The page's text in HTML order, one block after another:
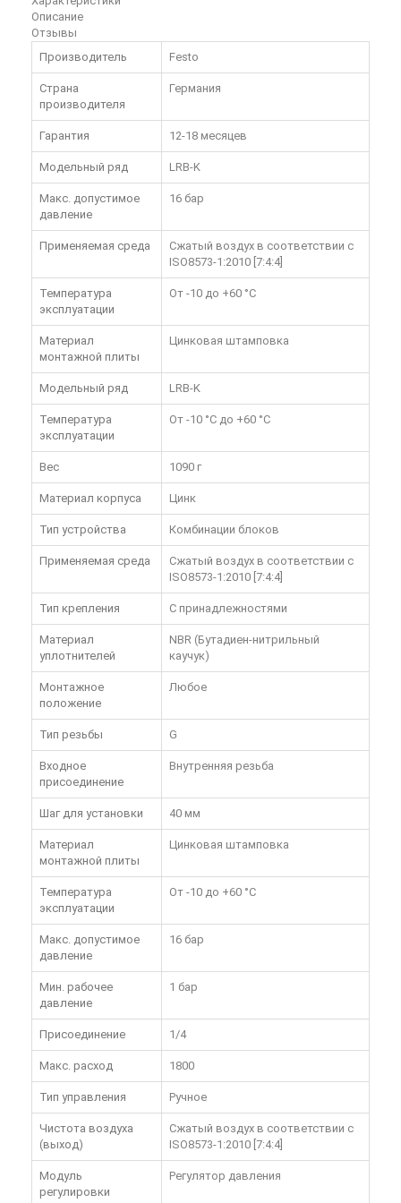
Описание
Отзывы
Производитель
Festo
Страна
производителя
Германия
Гарантия 12-18 месяцев
Модельный ряд LRB-K
Макс. допустимое
давление
16 бар
Применяемая среда
Сжатый воздух в соответствии с
ISO8573-1:2010 [7:4:4]
Температура
эксплуатации
От -10 до +60 °C
Материал
монтажной плиты
Цинковая штамповка
Модельный ряд LRB-K
Температура
эксплуатации
От -10 °C до +60 °C
Вес 1090 г
Материал корпуса Цинк
Тип устройства Комбинации блоков
Применяемая среда
Сжатый воздух в соответствии с
ISO8573-1:2010 [7:4:4]
Тип крепления С принадлежностями
Материал
уплотнителей
NBR (Бутадиен-нитрильный
каучук)
Монтажное
положение
Любое
Тип резьбы G
Входное
присоединение
Внутренняя резьба
Шаг для установки 40 мм
Материал
монтажной плиты
Цинковая штамповка
Температура
эксплуатации
От -10 до +60 °C
Макс. допустимое
давление
16 бар
Мин. рабочее
давление
1 бар
Присоединение 1/4
Макс. расход 1800
Тип управления Ручное
Чистота воздуха
(выход)
Сжатый воздух в соответствии с
ISO8573-1:2010 [7:4:4]
Модуль
регулировки
Регулятор давления